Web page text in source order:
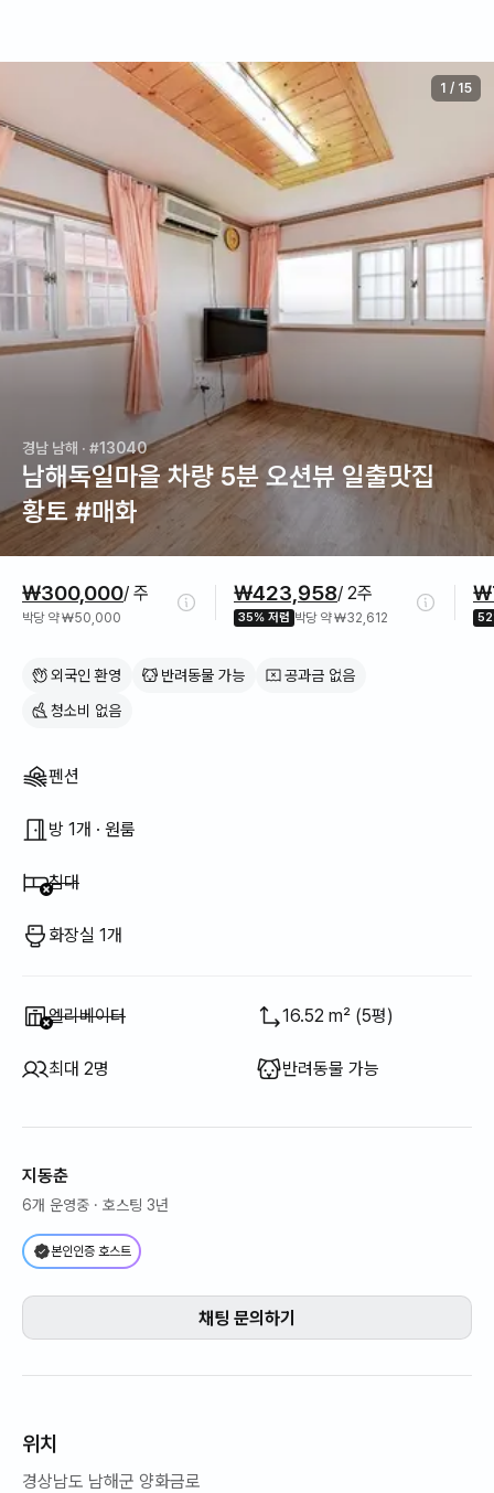
경남 남해 · #13040
남해독일마을 차량 5분 오션뷰 일출맛집
황토 #매화
1 / 15
₩300,000/ 주
박당 약 ₩50,000
₩423,958/ 2주
35% 저렴 박당 약 ₩32,612
외국인 환영 반려동물 가능
공과금 없음
청소비 없음
집 구조
펜션
방 1개 · 원룸
이용 불가
침대
화장실 1개
이용 불가:
엘리베이터 16.52 m² (5평)
최대 2명 반려동물 가능
지동춘
6개 운영중 · 호스팅 3년
본인인증 호스트
채팅 문의하기
위치
경상남도 남해군 양화금로